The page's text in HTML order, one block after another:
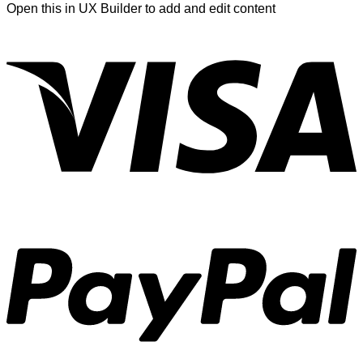
Open this in UX Builder to add and edit content